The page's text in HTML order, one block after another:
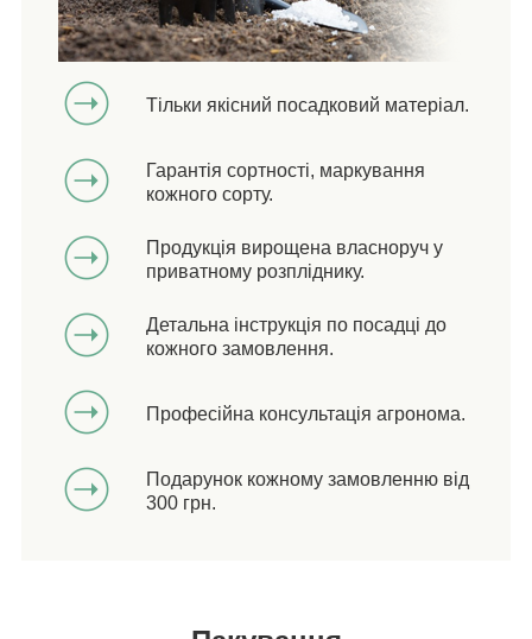
Тільки якісний посадковий матеріал.
Гарантія сортності, маркування
кожного сорту.
Продукція вирощена власноруч у
приватному розпліднику.
Детальна інструкція по посадці до
кожного замовлення.
Професійна консультація агронома.
Подарунок кожному замовленню від
300 грн.